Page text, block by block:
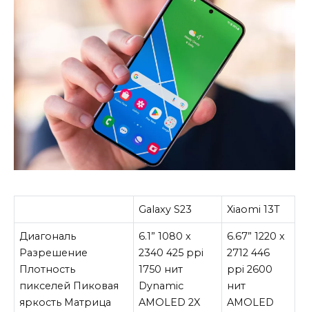
Galaxy S23 Xiaomi 13T
Диагональ
Разрешение
Плотность
пикселей Пиковая
яркость Матрица
6.1” 1080 x
2340 425 ppi
1750 нит
Dynamic
AMOLED 2X
6.67” 1220 x
2712 446
ppi 2600
нит
AMOLED